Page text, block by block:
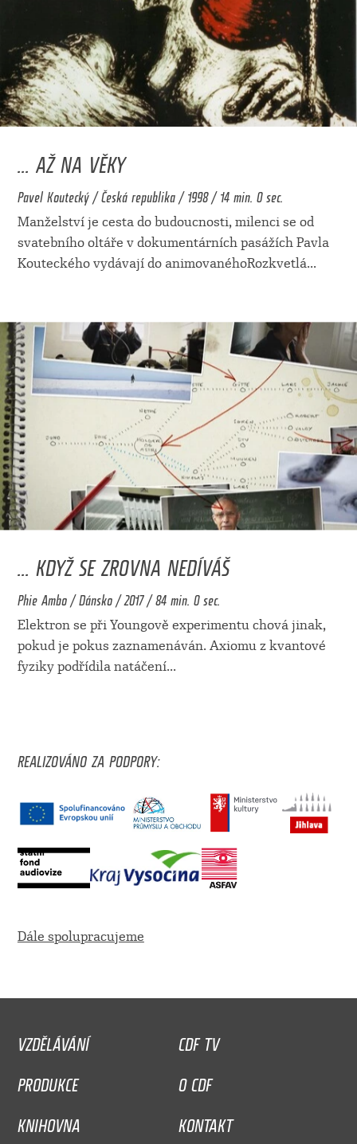
... AŽ NA VĚKY
Pavel Koutecký / Česká republika / 1998 / 14 min. 0 sec.
Manželství je cesta do budoucnosti, milenci se od
svatebního oltáře v dokumentárních pasážích Pavla
Kouteckého vydávají do animovanéhoRozkvetlá...
... KDYŽ SE ZROVNA NEDÍVÁŠ
Phie Ambo / Dánsko / 2017 / 84 min. 0 sec.
Elektron se při Youngově experimentu chová jinak,
pokud je pokus zaznamenáván. Axiomu z kvantové
fyziky podřídila natáčení...
REALIZOVÁNO ZA PODPORY:
Dále spolupracujeme
VZDĚLÁVÁNÍ
CDF TV
PRODUKCE
O CDF
KNIHOVNA
KONTAKT